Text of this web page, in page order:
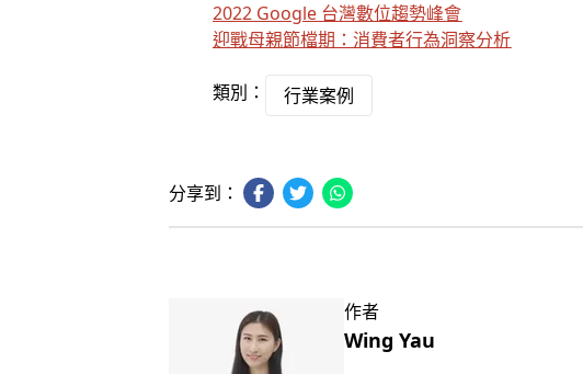
2022 Google 台灣數位趨勢峰會
迎戰母親節檔期：消費者行為洞察分析
類別： 行業案例
分享到：
作者
Wing Yau